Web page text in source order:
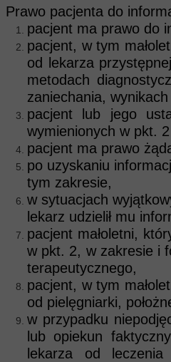
Prawo pacjenta do
pacjent ma prawo do
pacjent, w tym
od lekarza
metodach
zaniechania,
pacjent lub jego
wymienionych w pkt.
pacjent ma prawo
po uzyskaniu
tym zakresie,
w sytuacjach
lekarz udzielił mu
pacjent małoletni,
w pkt. 2, w zakresie
terapeutycznego,
pacjent, w tym
od pielęgniarki,
w przypadku
lub opiekun
lekarza od